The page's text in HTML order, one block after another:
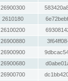
26900300
2610180
26100200
26900880
26900900
26900680
26900700